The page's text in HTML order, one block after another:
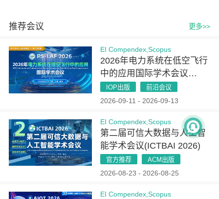
推荐会议 更多>>
EI Compendex,Scopus
2026年电力系统在低空飞行
中的应用国际学术会议
（PSLAF 2026）
IOP出版 前沿会议
2026-09-11 - 2026-09-13
EI Compendex,Scopus
第二届可信大数据与人工智
能学术会议(ICTBAI 2026)
官方推荐 ACM出版
2026-08-23 - 2026-08-25
EI Compendex,Scopus